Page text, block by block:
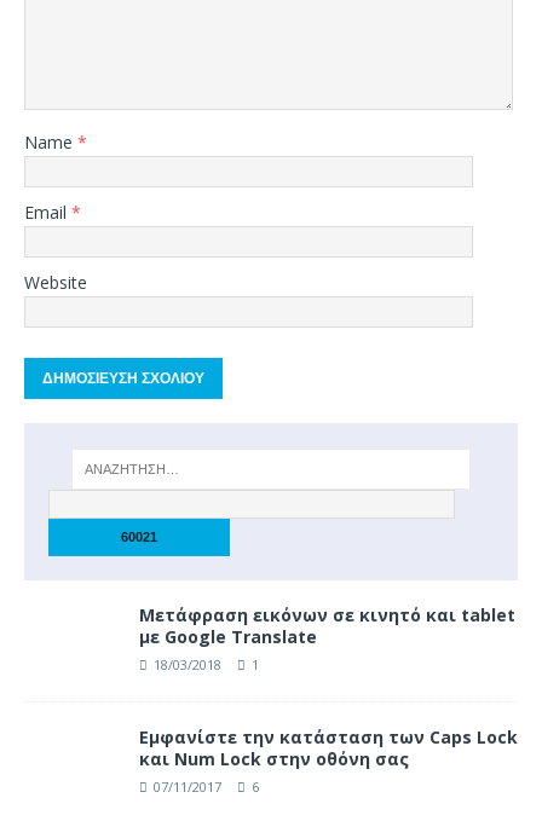
Name *
Email *
Website
Μετάφραση εικόνων σε κινητό και tablet
με Google Translate
18/03/2018 1
Eμφανίστε την κατάσταση των Caps Lock
και Num Lock στην οθόνη σας
07/11/2017 6